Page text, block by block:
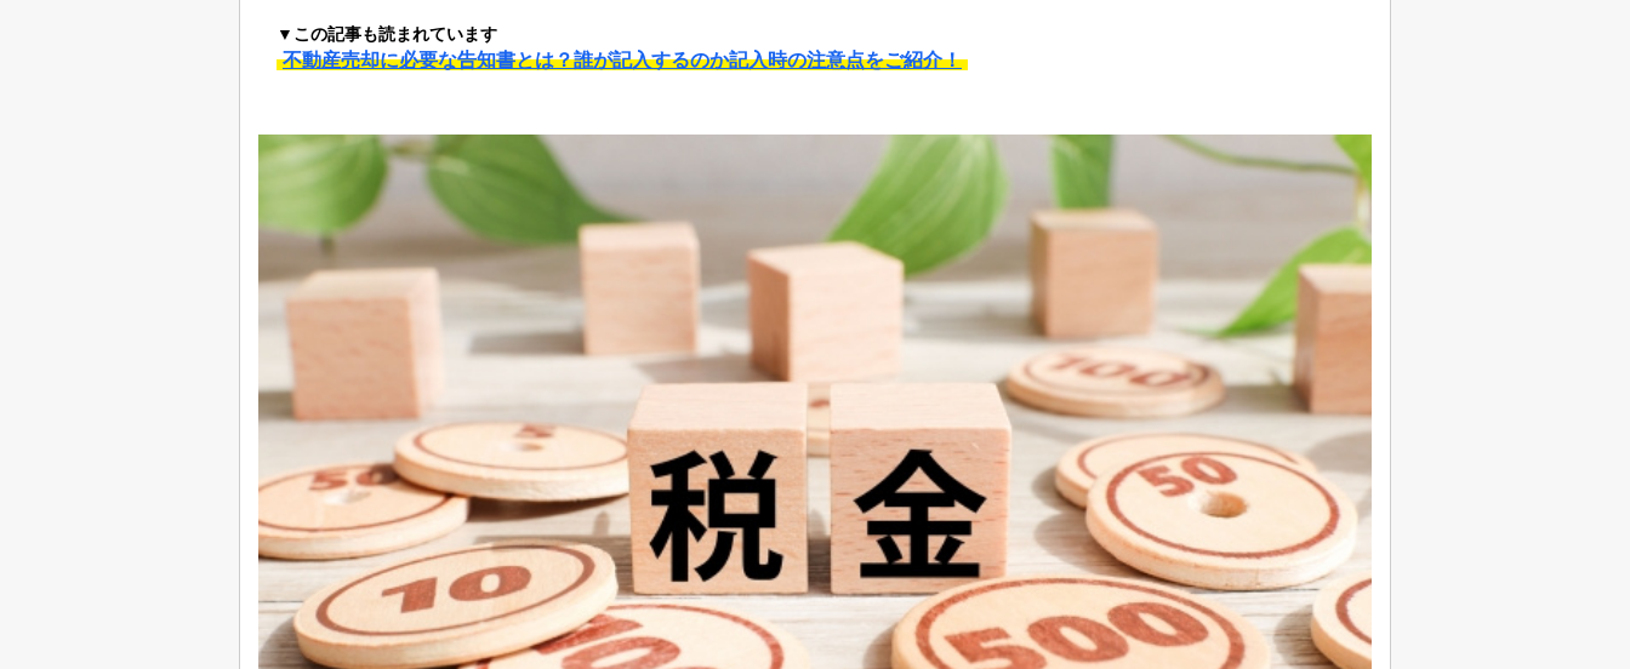
▼この記事も読まれています
不動産売却に必要な告知書とは？誰が記入するのか記入時の注意点をご紹介！